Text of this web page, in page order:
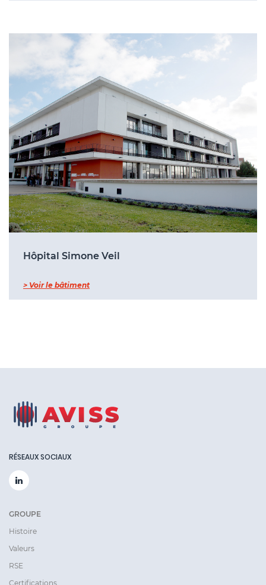
Hôpital Simone Veil
> Voir le bâtiment
RÉSEAUX SOCIAUX
GROUPE
Histoire
Valeurs
RSE
Certifications